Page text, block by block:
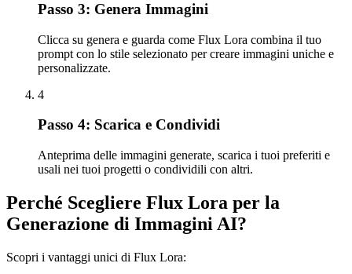
Passo 3: Genera Immagini
Clicca su genera e guarda come Flux Lora combina il tuo
prompt con lo stile selezionato per creare immagini uniche e
personalizzate.
4
Passo 4: Scarica e Condividi
Anteprima delle immagini generate, scarica i tuoi preferiti e
usali nei tuoi progetti o condividili con altri.
Perché Scegliere Flux Lora per la
Generazione di Immagini AI?
Scopri i vantaggi unici di Flux Lora: